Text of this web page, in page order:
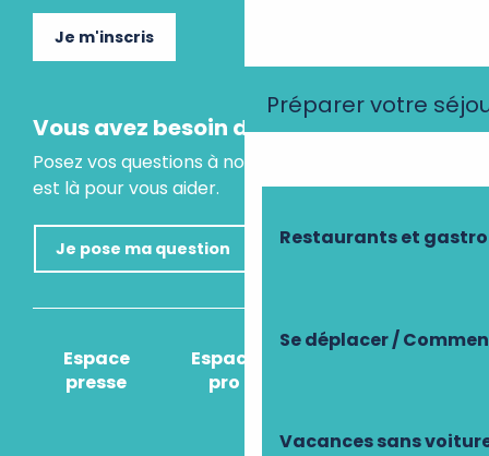
Préparer votre
Restaurants et
Se déplacer /
Vacances sans
Je m'inscris
Vous avez besoin d'un conseil ?
Posez vos questions à notre assistant virtuel, il
est là pour vous aider.
Je pose ma question
Espace
presse
Espace
pro
Comment venir